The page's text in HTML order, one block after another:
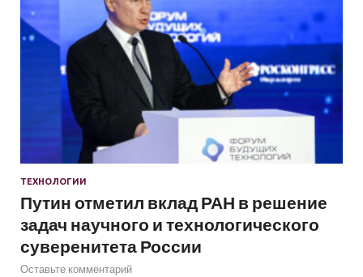
ТЕХНОЛОГИИ
Путин отметил вклад РАН в решение
задач научного и технологического
суверенитета России
Оставьте комментарий